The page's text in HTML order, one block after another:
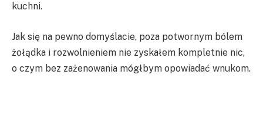
kuchni.
Jak się na pewno domyślacie, poza potwornym bólem
żołądka i rozwolnieniem nie zyskałem kompletnie nic,
o czym bez zażenowania mógłbym opowiadać wnukom.